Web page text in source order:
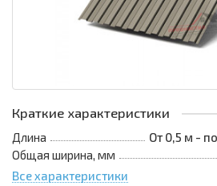
Краткие характеристики
Длина
От 0,5 м -
Общая ширина, мм
Все характеристики